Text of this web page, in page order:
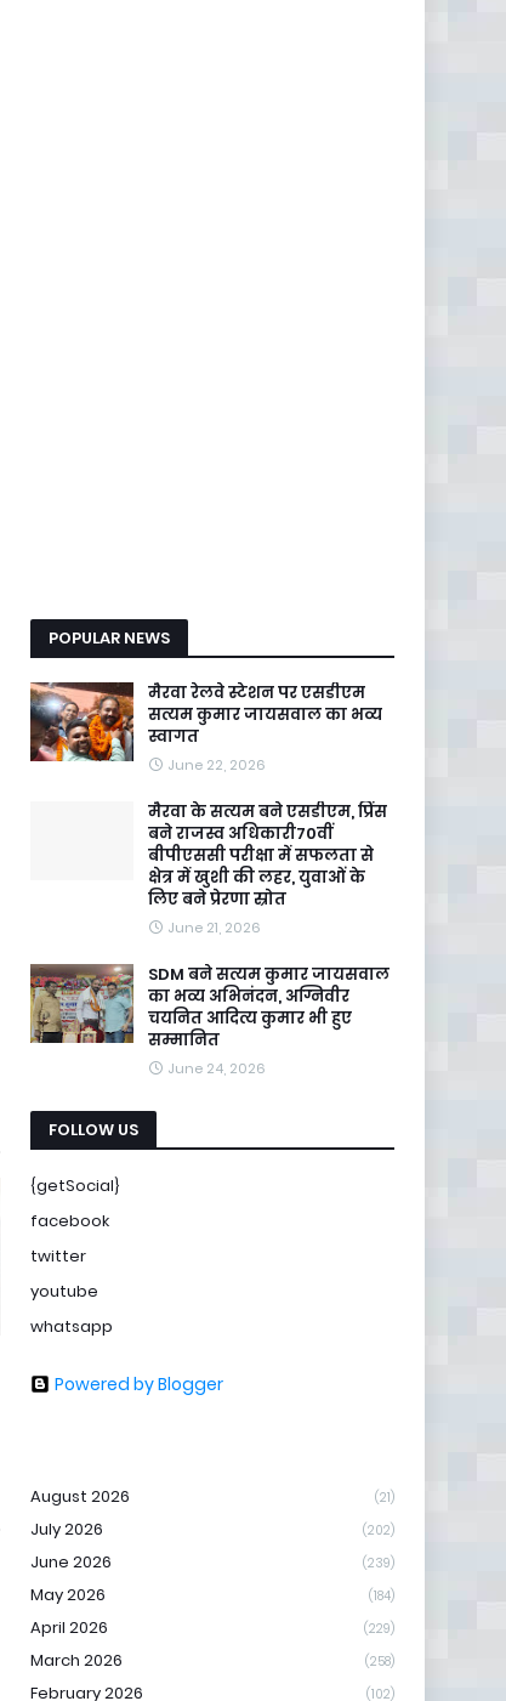
POPULAR NEWS
मैरवा रेलवे स्टेशन पर एसडीएम
सत्यम कुमार जायसवाल का भव्य
स्वागत
June 22, 2026
मैरवा के सत्यम बने एसडीएम, प्रिंस
बने राजस्व अधिकारी70वीं
बीपीएससी परीक्षा में सफलता से
क्षेत्र में खुशी की लहर, युवाओं के
लिए बने प्रेरणा स्रोत
June 21, 2026
SDM बने सत्यम कुमार जायसवाल
का भव्य अभिनंदन, अग्निवीर
चयनित आदित्य कुमार भी हुए
सम्मानित
June 24, 2026
FOLLOW US
{getSocial}
facebook
twitter
youtube
whatsapp
Powered by Blogger
August 2026 (21)
July 2026 (202)
June 2026 (239)
May 2026 (184)
April 2026 (229)
March 2026 (258)
February 2026 (102)